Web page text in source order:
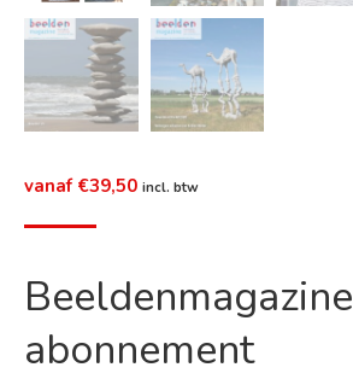
€39,50 incl. btw
Beeldenmagazine
abonnement